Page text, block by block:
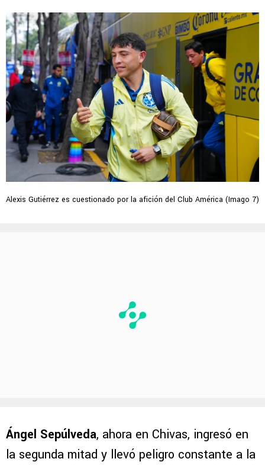
Alexis Gutiérrez es cuestionado por la afición del Club América (Imago 7)
Ángel Sepúlveda, ahora en Chivas, ingresó en
la segunda mitad y llevó peligro constante a la